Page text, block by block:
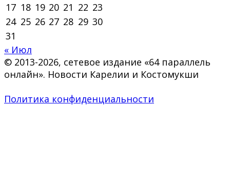
17 18 19 20 21 22 23
24 25 26 27 28 29 30
31
« Июл
© 2013-2026, сетевое издание «64 параллель
онлайн». Новости Карелии и Костомукши
Политика конфиденциальности